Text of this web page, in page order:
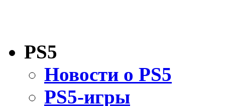
PS5
Новости о PS5
PS5-игры